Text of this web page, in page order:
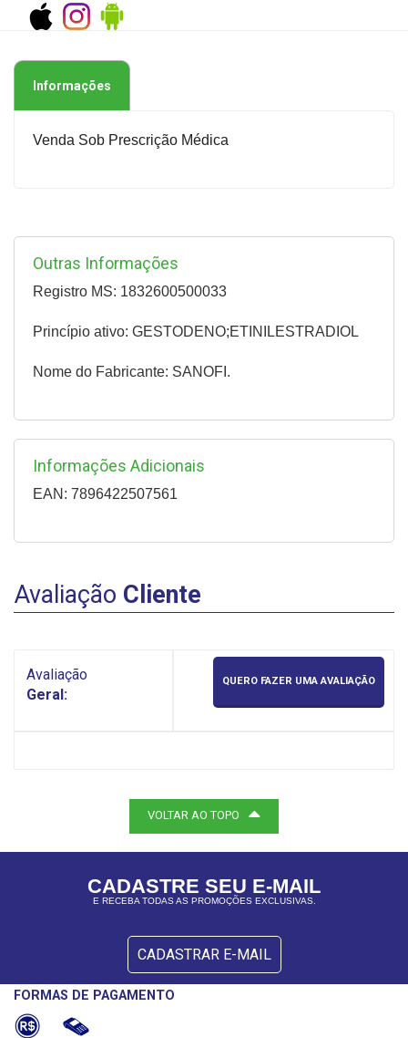
Informações
Venda Sob Prescrição Médica
Outras Informações
Registro MS: 1832600500033
Princípio ativo: GESTODENO;ETINILESTRADIOL
Nome do Fabricante: SANOFI.
Informações Adicionais
EAN: 7896422507561
Avaliação Cliente
Avaliação
Geral:
QUERO FAZER UMA AVALIAÇÃO
VOLTAR AO TOPO
CADASTRE SEU E-MAIL
E RECEBA TODAS AS PROMOÇÕES EXCLUSIVAS.
CADASTRAR E-MAIL
FORMAS DE PAGAMENTO